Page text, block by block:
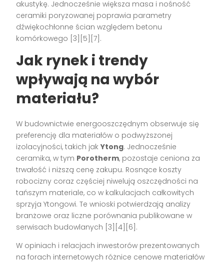
akustykę. Jednocześnie większa masa i nośność
ceramiki poryzowanej poprawia parametry
dźwiękochłonne ścian względem betonu
komórkowego [3][5][7].
Jak rynek i trendy
wpływają na wybór
materiału?
W budownictwie energooszczędnym obserwuje się
preferencję dla materiałów o podwyższonej
izolacyjności, takich jakYtong. Jednocześnie
ceramika, w tym Porotherm, pozostaje ceniona za
trwałość i niższą cenę zakupu. Rosnące koszty
robocizny coraz częściej niwelują oszczędności na
tańszym materiale, co w kalkulacjach całkowitych
sprzyja Ytongowi. Te wnioski potwierdzają analizy
branżowe oraz liczne porównania publikowane w
serwisach budowlanych [3][4][6].
W opiniach i relacjach inwestorów prezentowanych
na forach internetowych różnice cenowe materiałów